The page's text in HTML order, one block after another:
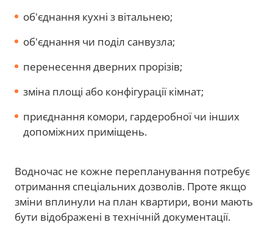
об'єднання кухні з вітальнею;
об'єднання чи поділ санвузла;
перенесення дверних прорізів;
зміна площі або конфігурації кімнат;
приєднання комори, гардеробної чи інших
допоміжних приміщень.
Водночас не кожне перепланування потребує
отримання спеціальних дозволів. Проте якщо
зміни вплинули на план квартири, вони мають
бути відображені в технічній документації.